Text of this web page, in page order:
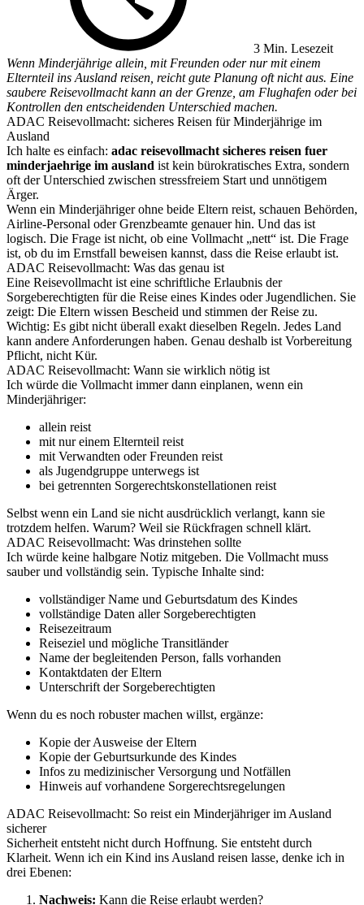
3 Min. Lesezeit
Wenn Minderjährige allein, mit Freunden oder nur mit einem
Elternteil ins Ausland reisen, reicht gute Planung oft nicht aus. Eine
saubere Reisevollmacht kann an der Grenze, am Flughafen oder bei
Kontrollen den entscheidenden Unterschied machen.
ADAC Reisevollmacht: sicheres Reisen für Minderjährige im
Ausland
Ich halte es einfach: adac reisevollmacht sicheres reisen fuer
minderjaehrige im ausland ist kein bürokratisches Extra, sondern
oft der Unterschied zwischen stressfreiem Start und unnötigem
Ärger.
Wenn ein Minderjähriger ohne beide Eltern reist, schauen Behörden,
Airline-Personal oder Grenzbeamte genauer hin. Und das ist
logisch. Die Frage ist nicht, ob eine Vollmacht „nett“ ist. Die Frage
ist, ob du im Ernstfall beweisen kannst, dass die Reise erlaubt ist.
ADAC Reisevollmacht: Was das genau ist
Eine Reisevollmacht ist eine schriftliche Erlaubnis der
Sorgeberechtigten für die Reise eines Kindes oder Jugendlichen. Sie
zeigt: Die Eltern wissen Bescheid und stimmen der Reise zu.
Wichtig: Es gibt nicht überall exakt dieselben Regeln. Jedes Land
kann andere Anforderungen haben. Genau deshalb ist Vorbereitung
Pflicht, nicht Kür.
ADAC Reisevollmacht: Wann sie wirklich nötig ist
Ich würde die Vollmacht immer dann einplanen, wenn ein
Minderjähriger:
allein reist
mit nur einem Elternteil reist
mit Verwandten oder Freunden reist
als Jugendgruppe unterwegs ist
bei getrennten Sorgerechtskonstellationen reist
Selbst wenn ein Land sie nicht ausdrücklich verlangt, kann sie
trotzdem helfen. Warum? Weil sie Rückfragen schnell klärt.
ADAC Reisevollmacht: Was drinstehen sollte
Ich würde keine halbgare Notiz mitgeben. Die Vollmacht muss
sauber und vollständig sein. Typische Inhalte sind:
vollständiger Name und Geburtsdatum des Kindes
vollständige Daten aller Sorgeberechtigten
Reisezeitraum
Reiseziel und mögliche Transitländer
Name der begleitenden Person, falls vorhanden
Kontaktdaten der Eltern
Unterschrift der Sorgeberechtigten
Wenn du es noch robuster machen willst, ergänze:
Kopie der Ausweise der Eltern
Kopie der Geburtsurkunde des Kindes
Infos zu medizinischer Versorgung und Notfällen
Hinweis auf vorhandene Sorgerechtsregelungen
ADAC Reisevollmacht: So reist ein Minderjähriger im Ausland
sicherer
Sicherheit entsteht nicht durch Hoffnung. Sie entsteht durch
Klarheit. Wenn ich ein Kind ins Ausland reisen lasse, denke ich in
drei Ebenen:
Nachweis: Kann die Reise erlaubt werden?